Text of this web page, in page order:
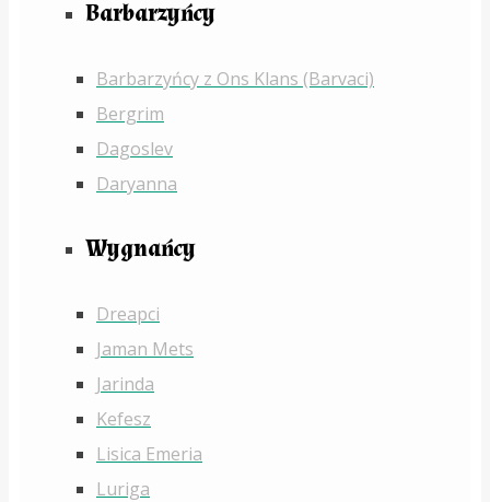
Barbarzyńcy
Barbarzyńcy z Ons Klans (Barvaci)
Bergrim
Dagoslev
Daryanna
Wygnańcy
Dreapci
Jaman Mets
Jarinda
Kefesz
Lisica Emeria
Luriga